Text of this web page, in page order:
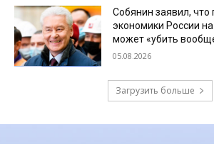
Собянин заявил, что
экономики России
может «убить
05.08.2026
Загрузить больше